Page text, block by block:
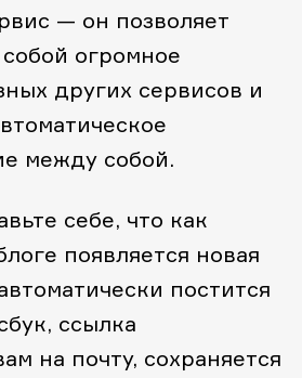
— он позволяет
огромное
других сервисов и
между собой.
себе, что как
появляется новая
постится
ссылка
на почту, сохраняется